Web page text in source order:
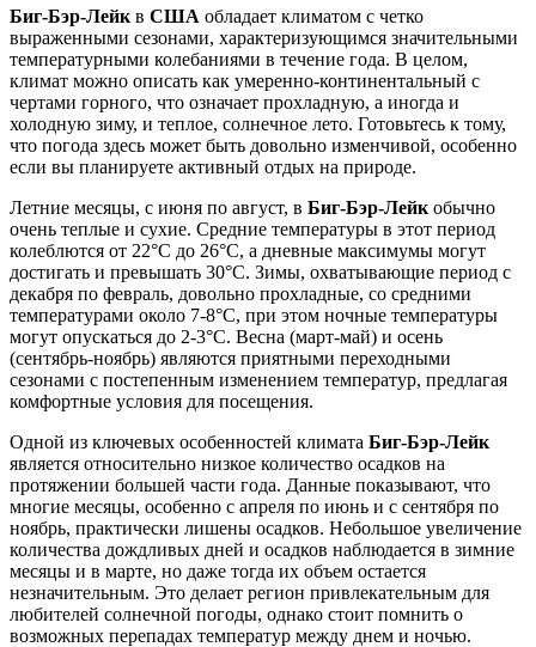
Биг-Бэр-Лейк в США обладает климатом с четко
выраженными сезонами, характеризующимся значительными
температурными колебаниями в течение года. В целом,
климат можно описать как умеренно-континентальный с
чертами горного, что означает прохладную, а иногда и
холодную зиму, и теплое, солнечное лето. Готовьтесь к тому,
что погода здесь может быть довольно изменчивой, особенно
если вы планируете активный отдых на природе.
Летние месяцы, с июня по август, в Биг-Бэр-Лейк обычно
очень теплые и сухие. Средние температуры в этот период
колеблются от 22°C до 26°C, а дневные максимумы могут
достигать и превышать 30°C. Зимы, охватывающие период с
декабря по февраль, довольно прохладные, со средними
температурами около 7-8°C, при этом ночные температуры
могут опускаться до 2-3°C. Весна (март-май) и осень
(сентябрь-ноябрь) являются приятными переходными
сезонами с постепенным изменением температур, предлагая
комфортные условия для посещения.
Одной из ключевых особенностей климата Биг-Бэр-Лейк
является относительно низкое количество осадков на
протяжении большей части года. Данные показывают, что
многие месяцы, особенно с апреля по июнь и с сентября по
ноябрь, практически лишены осадков. Небольшое увеличение
количества дождливых дней и осадков наблюдается в зимние
месяцы и в марте, но даже тогда их объем остается
незначительным. Это делает регион привлекательным для
любителей солнечной погоды, однако стоит помнить о
возможных перепадах температур между днем и ночью.